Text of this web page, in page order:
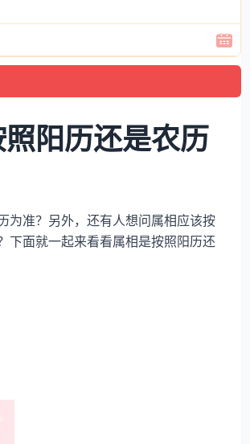
阳历还是农历
为准？另外，还有人想问属相应该按
下面就一起来看看属相是按照阳历还